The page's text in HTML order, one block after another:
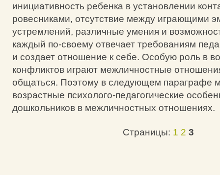
инициативность ребенка в установлении
ровесниками, отсутствие между играющими
устремлений, различные умения и
каждый по-своему отвечает требованиям
и создает отношение к себе. Особую роль в
конфликтов играют межличностные
общаться. Поэтому в следующем параграфе
возрастные психолого-педагогические
дошкольников в межличностных отношениях.
Страницы: 1 2 3